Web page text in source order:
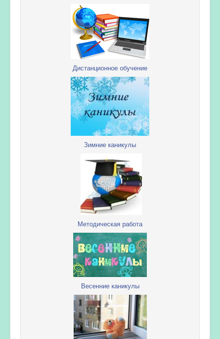
Дистанционное обучение
Зимние каникулы
Методическая работа
Весенние каникулы